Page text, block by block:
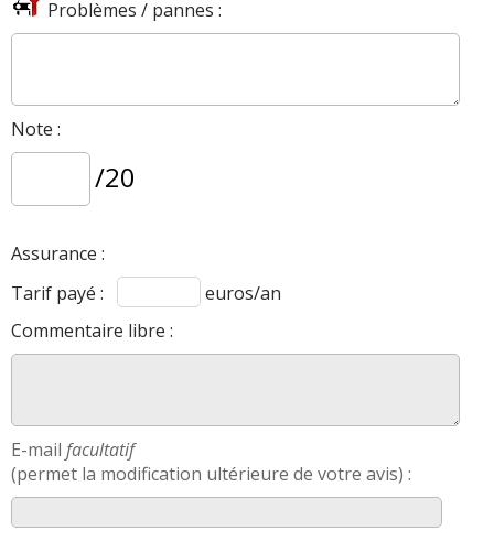
Problèmes / pannes :
Note :
/20
Assurance :
Tarif payé :
euros/an
Commentaire libre :
E-mail facultatif
(permet la modification ultérieure de votre avis) :